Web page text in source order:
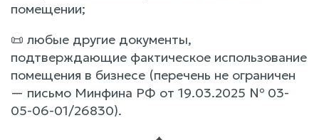
помещении;
📜 любые другие документы,
подтверждающие фактическое использование
помещения в бизнесе (перечень не ограничен
— письмо Минфина РФ от 19.03.2025 № 03-
05-06-01/26830).